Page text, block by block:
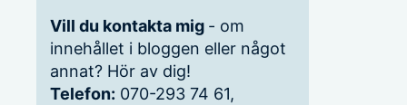
Vill du kontakta mig - om
innehållet i bloggen eller något
annat? Hör av dig!
Telefon: 070-293 74 61,